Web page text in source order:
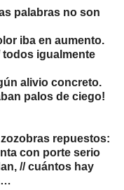
palabras no son
iba en aumento.
todos igualmente
alivio concreto.
palos de ciego!
repuestos:
con porte serio
// cuántos hay